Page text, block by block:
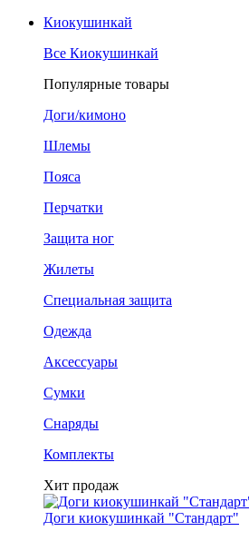
Киокушинкай
Все Киокушинкай
Популярные товары
Доги/кимоно
Шлемы
Пояса
Перчатки
Защита ног
Жилеты
Специальная защита
Одежда
Аксессуары
Сумки
Снаряды
Комплекты
Хит продаж
Доги киокушинкай "Стандарт"